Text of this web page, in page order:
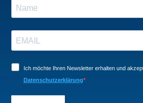
Ich möchte Ihren Newsletter erhalten und
Datenschutzerklärung